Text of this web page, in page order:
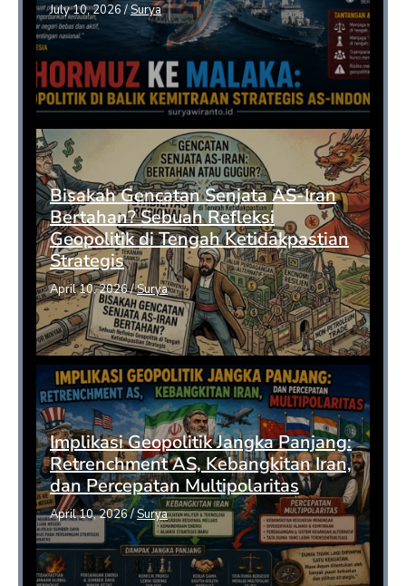
July 10, 2026 /Surya
Bisakah Gencatan Senjata AS-Iran
Bertahan? Sebuah Refleksi
Geopolitik di Tengah Ketidakpastian
Strategis
April 10, 2026/Surya
Implikasi Geopolitik Jangka Panjang:
Retrenchment AS, Kebangkitan Iran,
dan Percepatan Multipolaritas
April 10, 2026/Surya